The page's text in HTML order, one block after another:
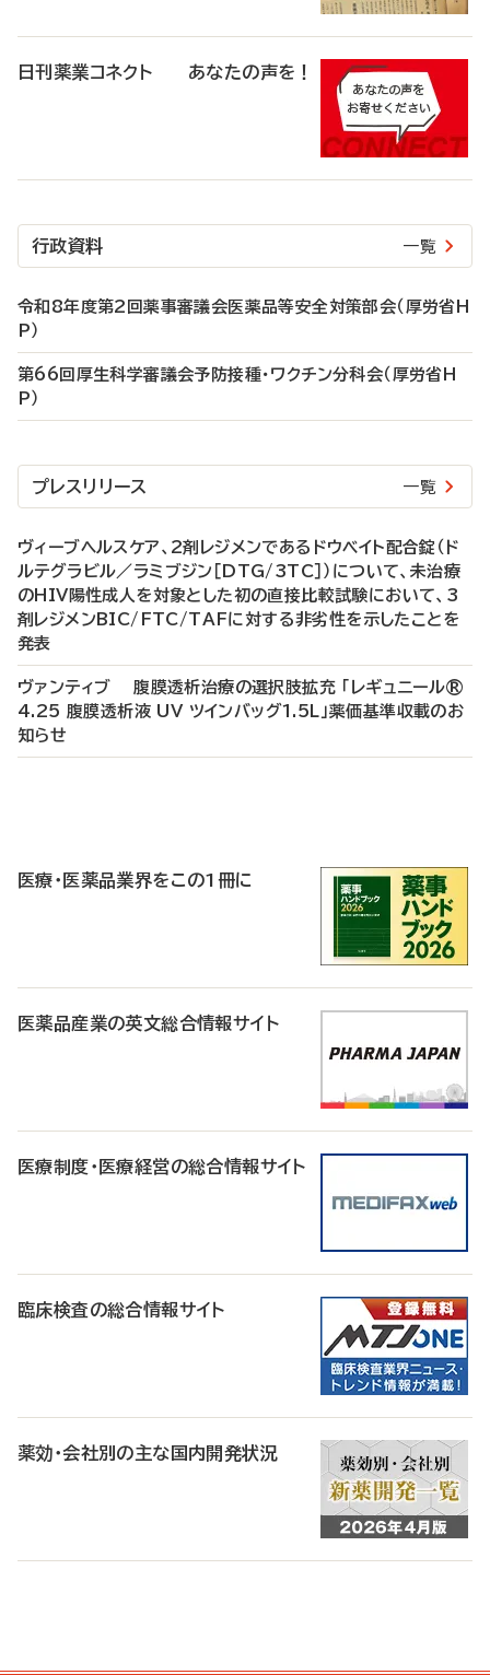
日刊薬業コネクト あなたの声を！
行政資料 一覧
令和8年度第2回薬事審議会医薬品等安全対策部会（厚労省H
P）
第66回厚生科学審議会予防接種・ワクチン分科会（厚労省H
P）
プレスリリース 一覧
ヴィーブヘルスケア、2剤レジメンであるドウベイト配合錠（ド
ルテグラビル／ラミブジン［DTG/3TC］）について、未治療
のHIV陽性成人を対象とした初の直接比較試験において、3
剤レジメンBIC/FTC/TAFに対する非劣性を示したことを
発表
ヴァンティブ 腹膜透析治療の選択肢拡充 「レギュニール®
4.25 腹膜透析液 UV ツインバッグ1.5L」薬価基準収載のお
知らせ
医療・医薬品業界をこの1冊に
医薬品産業の英文総合情報サイト
医療制度・医療経営の総合情報サイト
臨床検査の総合情報サイト
薬効・会社別の主な国内開発状況